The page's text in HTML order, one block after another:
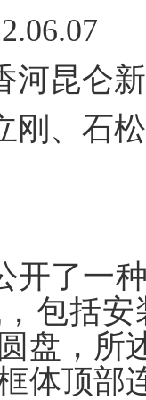
河昆仑
刚、石
开了一
包括
盘，所
体顶部